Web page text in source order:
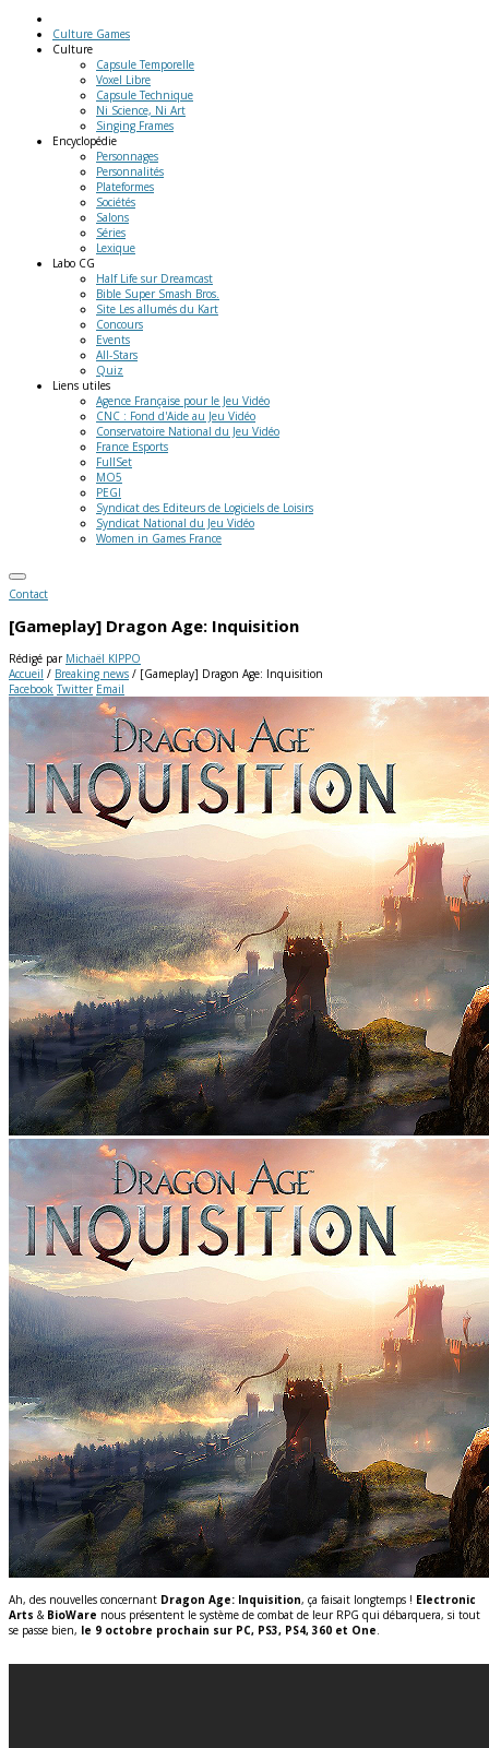
Culture Games
Culture
Capsule Temporelle
Voxel Libre
Capsule Technique
Ni Science, Ni Art
Singing Frames
Encyclopédie
Personnages
Personnalités
Plateformes
Sociétés
Salons
Séries
Lexique
Labo CG
Half Life sur Dreamcast
Bible Super Smash Bros.
Site Les allumés du Kart
Concours
Events
All-Stars
Quiz
Liens utiles
Agence Française pour le Jeu Vidéo
CNC : Fond d'Aide au Jeu Vidéo
Conservatoire National du Jeu Vidéo
France Esports
FullSet
MO5
PEGI
Syndicat des Editeurs de Logiciels de Loisirs
Syndicat National du Jeu Vidéo
Women in Games France
Contact
[Gameplay] Dragon Age: Inquisition
Rédigé par Michaël KIPPO
Accueil / Breaking news / [Gameplay] Dragon Age: Inquisition
Facebook Twitter Email
Ah, des nouvelles concernant Dragon Age: Inquisition, ça faisait longtemps ! Electronic
Arts & BioWare nous présentent le système de combat de leur RPG qui débarquera, si tout
se passe bien, le 9 octobre prochain sur PC, PS3, PS4, 360 et One.